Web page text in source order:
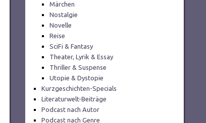
Märchen
Nostalgie
Novelle
Reise
SciFi & Fantasy
Theater, Lyrik & Essay
Thriller & Suspense
Utopie & Dystopie
Kurzgeschichten-Specials
Literaturwelt-Beiträge
Podcast nach Autor
Podcast nach Genre